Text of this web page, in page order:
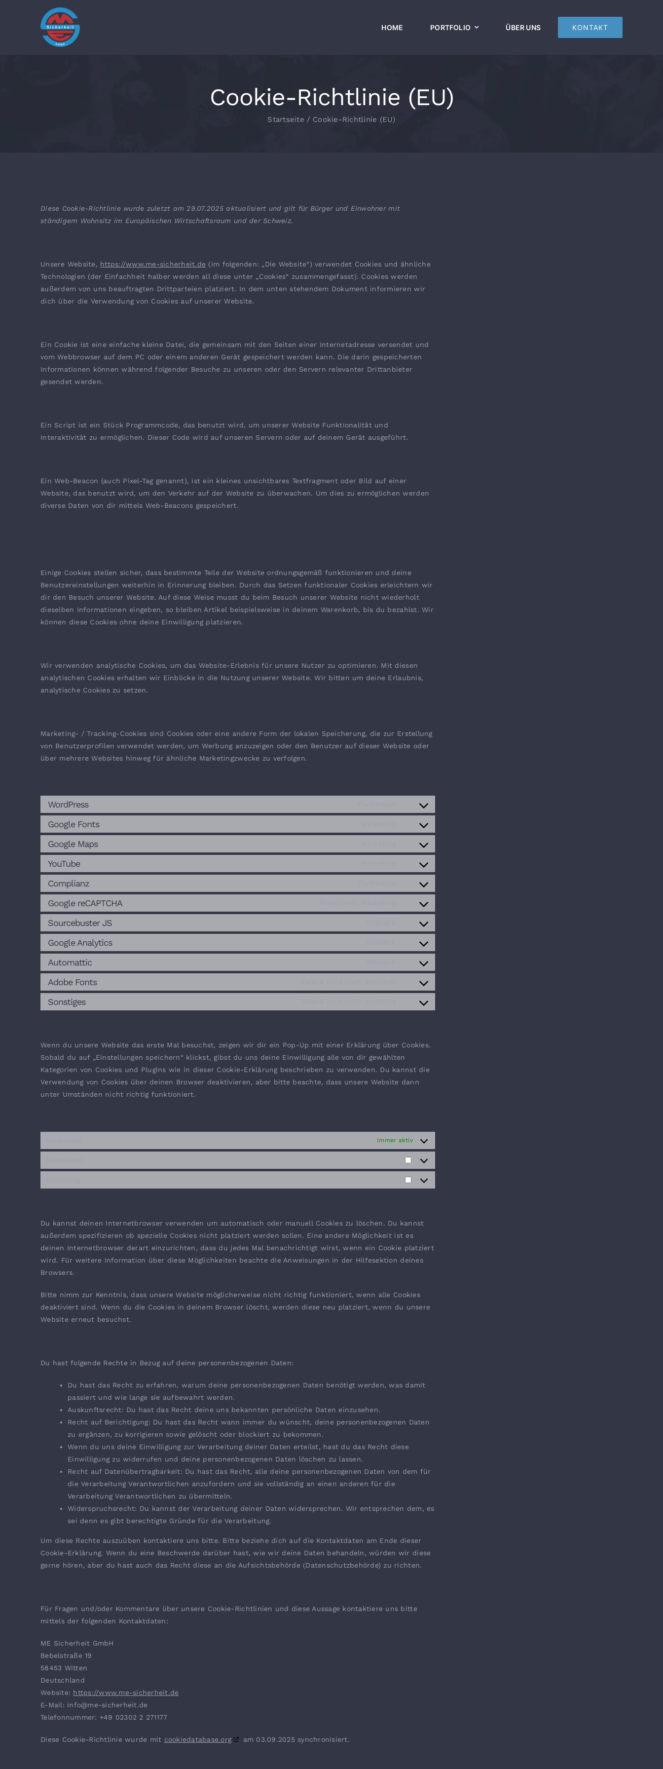
HOME PORTFOLIO ÜBER UNS KONTAKT
Cookie-Richtlinie (EU)
Startseite Cookie-Richtlinie (EU)
Diese Cookie-Richtlinie wurde zuletzt am 29.07.2025 aktualisiert und gilt für Bürger und Einwohner mit
ständigem Wohnsitz im Europäischen Wirtschaftsraum und der Schweiz.
Unsere Website, https://www.me-sicherheit.de (im folgenden: „Die Website“) verwendet Cookies und ähnliche
Technologien (der Einfachheit halber werden all diese unter „Cookies“ zusammengefasst). Cookies werden
außerdem von uns beauftragten Drittparteien platziert. In dem unten stehendem Dokument informieren wir
dich über die Verwendung von Cookies auf unserer Website.
Ein Cookie ist eine einfache kleine Datei, die gemeinsam mit den Seiten einer Internetadresse versendet und
vom Webbrowser auf dem PC oder einem anderen Gerät gespeichert werden kann. Die darin gespeicherten
Informationen können während folgender Besuche zu unseren oder den Servern relevanter Drittanbieter
gesendet werden.
Ein Script ist ein Stück Programmcode, das benutzt wird, um unserer Website Funktionalität und
Interaktivität zu ermöglichen. Dieser Code wird auf unseren Servern oder auf deinem Gerät ausgeführt.
Ein Web-Beacon (auch Pixel-Tag genannt), ist ein kleines unsichtbares Textfragment oder Bild auf einer
Website, das benutzt wird, um den Verkehr auf der Website zu überwachen. Um dies zu ermöglichen werden
diverse Daten von dir mittels Web-Beacons gespeichert.
Einige Cookies stellen sicher, dass bestimmte Teile der Website ordnungsgemäß funktionieren und deine
Benutzereinstellungen weiterhin in Erinnerung bleiben. Durch das Setzen funktionaler Cookies erleichtern wir
dir den Besuch unserer Website. Auf diese Weise musst du beim Besuch unserer Website nicht wiederholt
dieselben Informationen eingeben, so bleiben Artikel beispielsweise in deinem Warenkorb, bis du bezahlst. Wir
können diese Cookies ohne deine Einwilligung platzieren.
Wir verwenden analytische Cookies, um das Website-Erlebnis für unsere Nutzer zu optimieren. Mit diesen
analytischen Cookies erhalten wir Einblicke in die Nutzung unserer Website. Wir bitten um deine Erlaubnis,
analytische Cookies zu setzen.
Marketing- / Tracking-Cookies sind Cookies oder eine andere Form der lokalen Speicherung, die zur Erstellung
von Benutzerprofilen verwendet werden, um Werbung anzuzeigen oder den Benutzer auf dieser Website oder
über mehrere Websites hinweg für ähnliche Marketingzwecke zu verfolgen.
WordPress
Consent
service
wordpress
Google Fonts
Consent
service
google-
Google Maps
Consent
service
google-
YouTube
Consent
service
youtube
Complianz
Consent
service
complianz
Google reCAPTCHA
Consent
service
google-
Sourcebuster JS
Consent
service
sourcebuster-
Google Analytics
Consent
service
google-
Automattic
Consent
service
automattic
Adobe Fonts
Consent
service
Sonstiges
Consent
sonstiges
Wenn du unsere Website das erste Mal besuchst, zeigen wir dir ein Pop-Up mit einer Erklärung über Cookies.
Sobald du auf „Einstellungen speichern“ klickst, gibst du uns deine Einwilligung alle von dir gewählten
Kategorien von Cookies und Plugins wie in dieser Cookie-Erklärung beschrieben zu verwenden. Du kannst die
Verwendung von Cookies über deinen Browser deaktivieren, aber bitte beachte, dass unsere Website dann
unter Umständen nicht richtig funktioniert.
Immer aktiv
Statistiken
Marketing
Du kannst deinen Internetbrowser verwenden um automatisch oder manuell Cookies zu löschen. Du kannst
außerdem spezifizieren ob spezielle Cookies nicht platziert werden sollen. Eine andere Möglichkeit ist es
deinen Internetbrowser derart einzurichten, dass du jedes Mal benachrichtigt wirst, wenn ein Cookie platziert
wird. Für weitere Information über diese Möglichkeiten beachte die Anweisungen in der Hilfesektion deines
Browsers.
Bitte nimm zur Kenntnis, dass unsere Website möglicherweise nicht richtig funktioniert, wenn alle Cookies
deaktiviert sind. Wenn du die Cookies in deinem Browser löscht, werden diese neu platziert, wenn du unsere
Website erneut besuchst.
Du hast folgende Rechte in Bezug auf deine personenbezogenen Daten:
Du hast das Recht zu erfahren, warum deine personenbezogenen Daten benötigt werden, was damit
passiert und wie lange sie aufbewahrt werden.
Auskunftsrecht: Du hast das Recht deine uns bekannten persönliche Daten einzusehen.
Recht auf Berichtigung: Du hast das Recht wann immer du wünscht, deine personenbezogenen Daten
zu ergänzen, zu korrigieren sowie gelöscht oder blockiert zu bekommen.
Wenn du uns deine Einwilligung zur Verarbeitung deiner Daten erteilst, hast du das Recht diese
Einwilligung zu widerrufen und deine personenbezogenen Daten löschen zu lassen.
Recht auf Datenübertragbarkeit: Du hast das Recht, alle deine personenbezogenen Daten von dem für
die Verarbeitung Verantwortlichen anzufordern und sie vollständig an einen anderen für die
Verarbeitung Verantwortlichen zu übermitteln.
Widerspruchsrecht: Du kannst der Verarbeitung deiner Daten widersprechen. Wir entsprechen dem, es
sei denn es gibt berechtigte Gründe für die Verarbeitung.
Um diese Rechte auszuüben kontaktiere uns bitte. Bitte beziehe dich auf die Kontaktdaten am Ende dieser
Cookie-Erklärung. Wenn du eine Beschwerde darüber hast, wie wir deine Daten behandeln, würden wir diese
gerne hören, aber du hast auch das Recht diese an die Aufsichtsbehörde (Datenschutzbehörde) zu richten.
Für Fragen und/oder Kommentare über unsere Cookie-Richtlinien und diese Aussage kontaktiere uns bitte
mittels der folgenden Kontaktdaten:
ME Sicherheit GmbH
Bebelstraße 19
58453 Witten
Deutschland
Website: https://www.me-sicherheit.de
E-Mail: info@me-sicherheit.de
Telefonnummer: +49 02302 2 271177
Diese Cookie-Richtlinie wurde mit cookiedatabase.org am 03.09.2025 synchronisiert.